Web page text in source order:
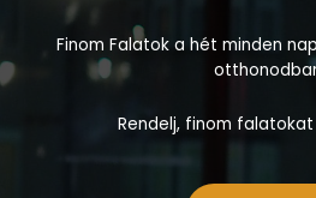
Finom Falatok a hét minden
Rendelj, finom